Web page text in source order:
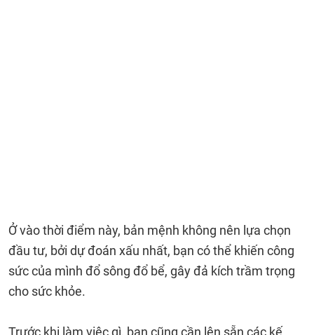
Ở vào thời điểm này, bản mệnh không nên lựa chọn
đầu tư, bởi dự đoán xấu nhất, bạn có thể khiến công
sức của mình đổ sông đổ bể, gây đả kích trầm trọng
cho sức khỏe.
Trước khi làm việc gì, bạn cũng cần lên sẵn các kế